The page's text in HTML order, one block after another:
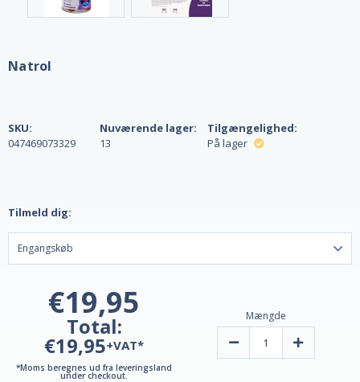
Natrol
SKU:
047469073329
Nuværende lager:
13
Tilgængelighed:
På lager
Tilmeld dig:
€19,95
Total:
€19,95+VAT*
*Moms beregnes ud fra leveringsland
under checkout.
Mængde
Reducer Forøg